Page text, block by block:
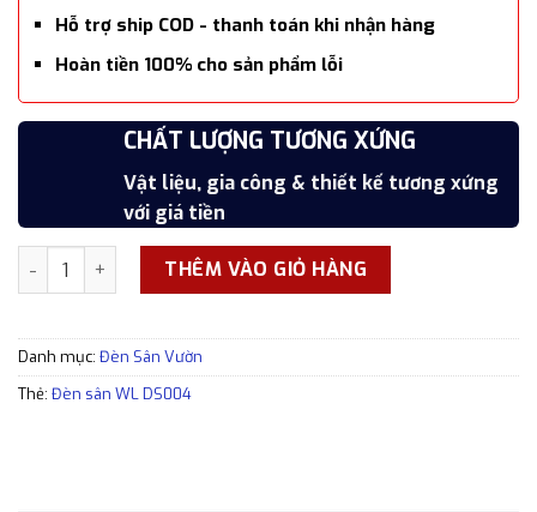
Hỗ trợ ship COD - thanh toán khi nhận hàng
Hoàn tiền 100% cho sản phẩm lỗi
SẢN PHẨM CAO CẤP
Hoàn thiện cẩn thận, tỉ mỉ, xắc xảo
CHẤT LƯỢNG TƯƠNG XỨNG
Vật liệu, gia công & thiết kế tương xứng
với giá tiền
7 NGÀY ĐỔI TRẢ MIỄN PHÍ
Đổi trả trong 7 ngày kể từ thời điểm nhận
hàng
HOÀN TIỀN SẢN PHẨM LỖI
Hoàn tiền 100% cho các sản phẩm lỗi
Đèn sân WL DS004 thiết kế độc đáo hình lục giác số lượng
THÊM VÀO GIỎ HÀNG
Danh mục: Đèn Sân Vườn
Thẻ: Đèn sân WL DS004